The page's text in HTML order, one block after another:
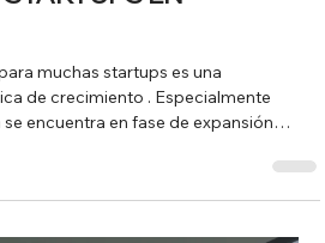
para los medios
ejemplifica cómo
encajan de forma natural en